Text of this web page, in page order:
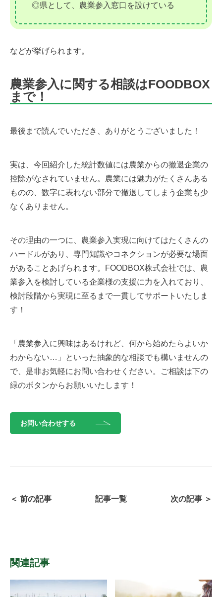
◎県として、農業参入窓口を設けている
などが挙げられます。
農業参入に関する相談はFOODBOX
まで！
最後まで読んでいただき、ありがとうございました！
実は、今回紹介した統計数値には農業からの撤退企業の
控除がなされていません。農業には魅力がたくさんある
ものの、数字に表れない部分で撤退してしまう企業も少
なくありません。
その理由の一つに、農業参入実現に向けてはたくさんの
ハードルがあり、専門知識やコネクションが必要な場面
があることあげられます。FOODBOX株式会社では、農
業参入を検討している企業様の支援に力を入れており、
検討段階から実現に至るまで一貫してサポートいたしま
す！
「農業参入に興味はあるけれど、何から始めたらよいか
わからない…」といった抽象的な相談でも構いませんの
で、是非お気軽にお問い合わせください。ご相談は下の
緑のボタンからお願いいたします！
お問い合わせする
＜ 前の記事 記事一覧 次の記事 ＞
関連記事